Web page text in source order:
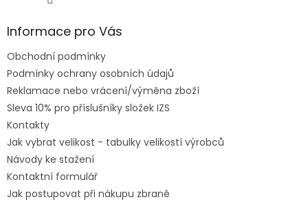
Informace pro Vás
Obchodní podmínky
Podmínky ochrany osobních údajů
Reklamace nebo vrácení/výměna zboží
Sleva 10% pro příslušníky složek IZS
Kontakty
Jak vybrat velikost - tabulky velikostí výrobců
Návody ke stažení
Kontaktní formulář
Jak postupovat při nákupu zbraně